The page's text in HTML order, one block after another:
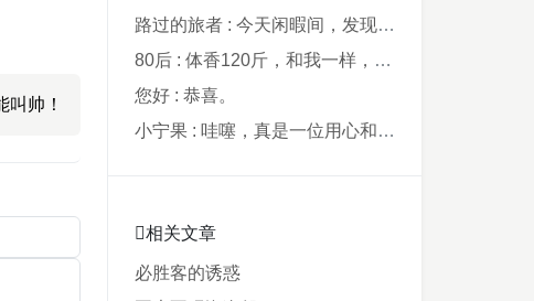
叫帅！
路过的旅者 : 今天闲暇间，发现藏在阿鲁西名字里的...
80后 : 体香120斤，和我一样，40年了，...
您好 : 恭喜。
小宁果 : 哇噻，真是一位用心和爸爸，从孩子出...
相关文章
必胜客的诱惑